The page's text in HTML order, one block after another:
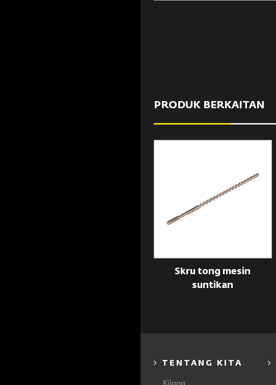
PRODUK BERKAITAN
Skru tong mesin
suntikan
TENTANG KITA
Kilang